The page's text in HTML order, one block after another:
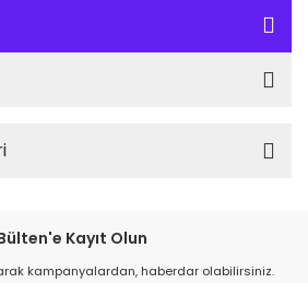
Kayıt Olun
kampanyalardan, haberdar olabilirsiniz.